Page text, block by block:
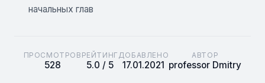
начальных глав
ПРОСМОТРОВ
528
РЕЙТИНГ
5.0 / 5
ДОБАВЛЕНО
17.01.2021
АВТОР
professor Dmitry